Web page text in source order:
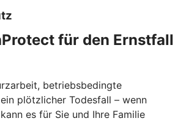
für den Ernstfall
betriebsbedingte
plötzlicher Todesfall – wenn
es für Sie und Ihre Familie